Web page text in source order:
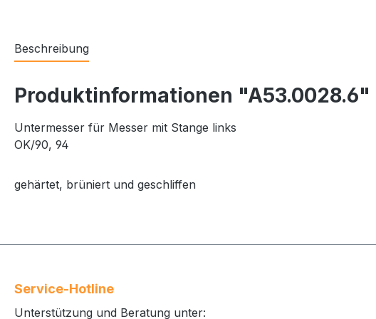
Beschreibung
Produktinformationen "A53.0028.6"
Untermesser für Messer mit Stange links
OK/90, 94
gehärtet, brüniert und geschliffen
Service-Hotline
Unterstützung und Beratung unter: